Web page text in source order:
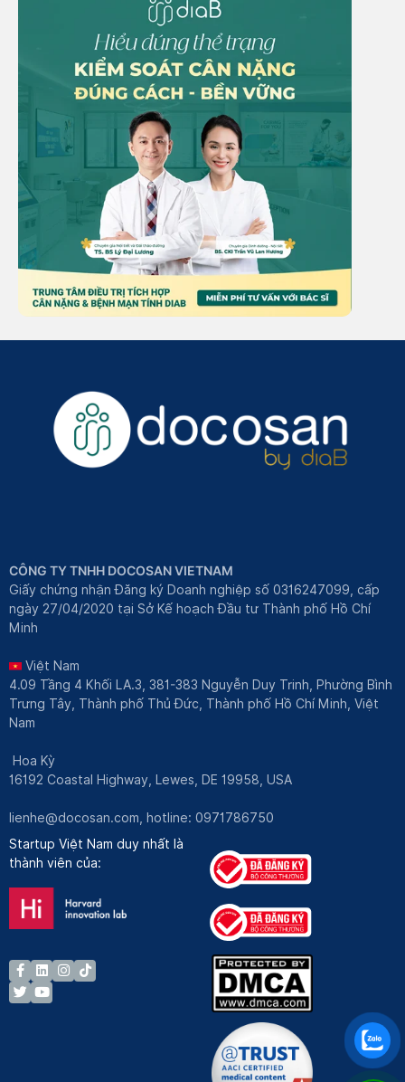
CÔNG TY TNHH DOCOSAN VIETNAM
Giấy chứng nhận Đăng ký Doanh nghiệp số 0316247099, cấp
ngày 27/04/2020 tại Sở Kế hoạch Đầu tư Thành phố Hồ Chí
Minh
Việt Nam
4.09 Tầng 4 Khối LA.3, 381-383 Nguyễn Duy Trinh, Phường Bình
Trưng Tây, Thành phố Thủ Đức, Thành phố Hồ Chí Minh, Việt
Nam
Hoa Kỳ
16192 Coastal Highway, Lewes, DE 19958, USA
lienhe@docosan.com, hotline: 0971786750
Startup Việt Nam duy nhất là
thành viên của: